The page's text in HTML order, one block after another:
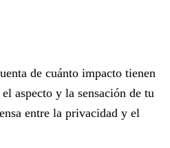
de cuánto impacto tienen
aspecto y la sensación de tu
entre la privacidad y el